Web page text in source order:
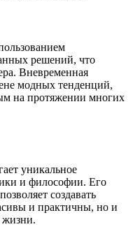
решений, что
Вневременная
модных тенденций,
на протяжении многих
уникальное
и философии. Его
создавать
и практичны, но и
жизни.